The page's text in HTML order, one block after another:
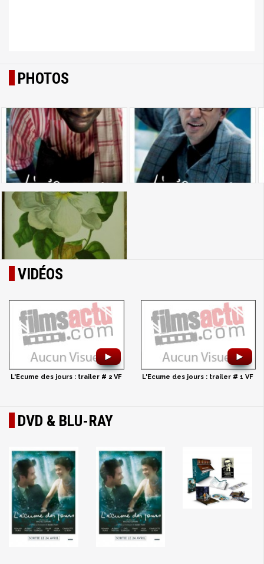
PHOTOS
VIDÉOS
►
L'Ecume des jours : trailer # 2 VF
►
L'Ecume des jours : trailer # 1 VF
DVD & BLU-RAY